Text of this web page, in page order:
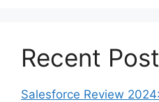
Recent
Salesforce Review